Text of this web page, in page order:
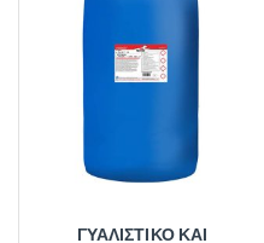
ΓΥΑΛΙΣΤΙΚΌ ΚΑΙ